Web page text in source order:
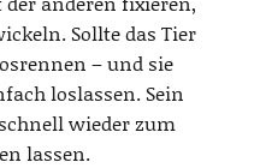
Sollte das Tier
– und sie
loslassen. Sein
wieder zum
lassen.